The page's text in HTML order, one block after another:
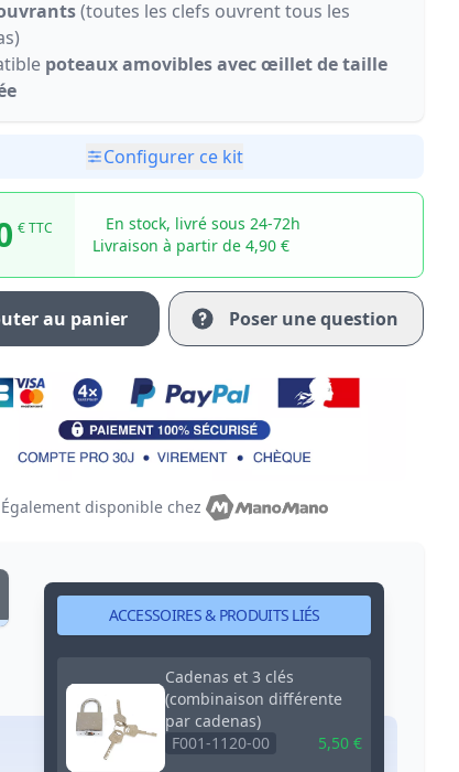
(toutes les clefs ouvrent tous les
poteaux amovibles avec œillet de taille
Configurer ce kit
€ TTC
En stock, livré sous 24-72h
Livraison à partir de 4,90 €
au panier Poser une question
Également disponible chez
ACCESSOIRES & PRODUITS LIÉS
Cadenas et 3 clés
(combinaison différente
par cadenas)
F001-1120-00
5,50 €